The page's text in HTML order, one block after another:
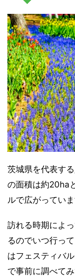
茨城県を代表す
の面積は約20ha
ルで広がっていま
訪れる時期によ
るのでいつ行っ
はフェスティバ
で事前に調べて